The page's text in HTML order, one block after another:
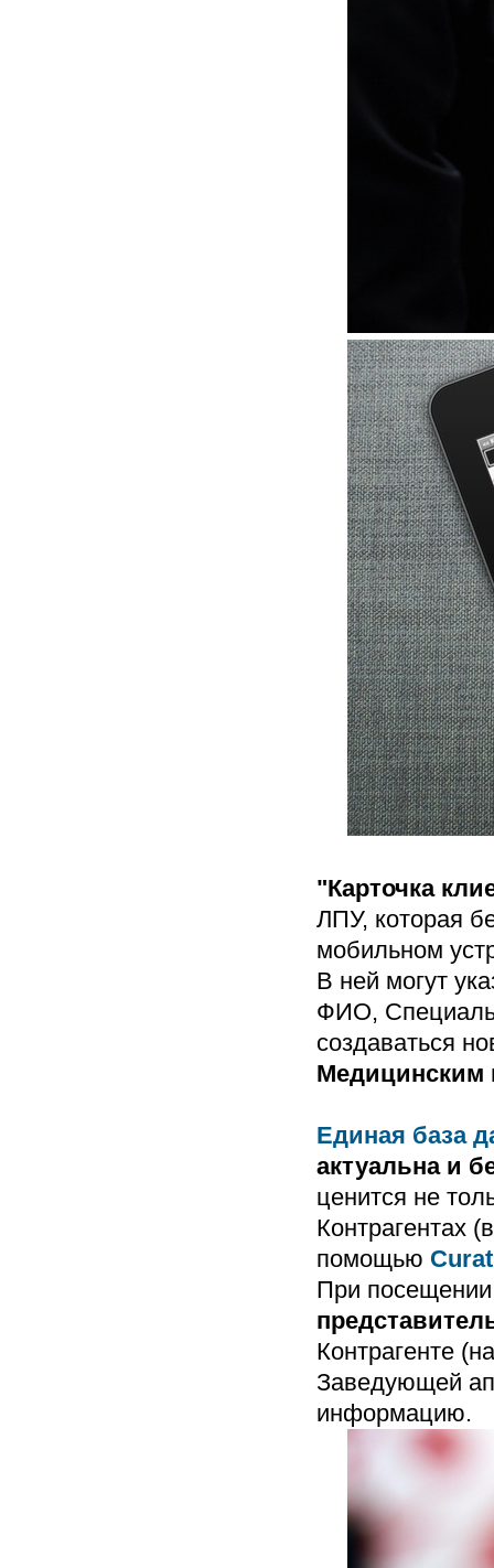
"Карточка
ЛПУ, которая
мобильном
В ней могут
ФИО,
создаваться
Медицинским
Единая база
актуальна и
ценится не
Контрагентах
помощью
При посещении
Контрагенте
Заведующей
информацию.